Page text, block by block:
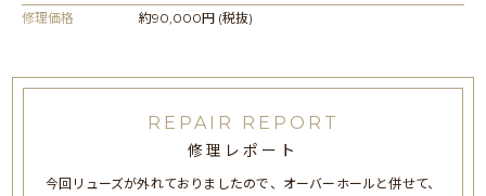
修理価格
約90,000円 (税抜)
REPAIR REPORT
修理レポート
今回リューズが外れておりましたので、オーバーホールと併せて、